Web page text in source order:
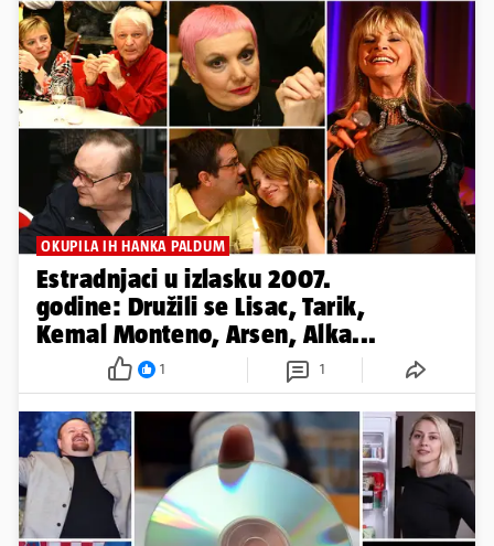
OKUPILA IH HANKA PALDUM
Estradnjaci u izlasku 2007.
godine: Družili se Lisac, Tarik,
Kemal Monteno, Arsen, Alka...
1 1